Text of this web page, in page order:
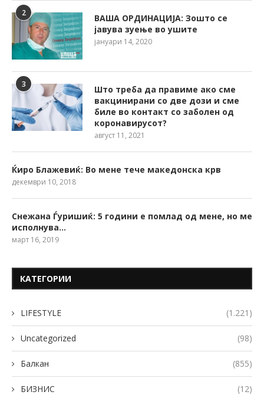
2
ВАША ОРДИНАЦИЈА: Зошто се
јавува зуење во ушите
јануари 14, 2020
3
Што треба да правиме ако сме
вакцинирани со две дози и сме
биле во контакт со заболен од
коронавирусот?
август 11, 2021
Ќиро Блажевиќ: Во мене тече македонска крв
декември 10, 2018
Снежана Ѓуришиќ: 5 години е помлад од мене, но ме
исполнува…
март 16, 2019
КАТЕГОРИИ
LIFESTYLE (1.221)
Uncategorized (98)
Балкан (855)
БИЗНИС (12)